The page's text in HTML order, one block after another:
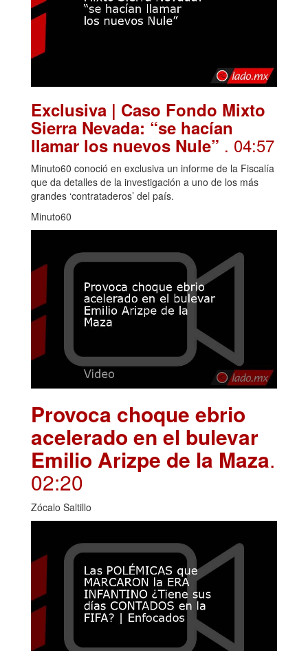
Exclusiva | Caso Fondo Mixto
Sierra Nevada: “se hacían
llamar los nuevos Nule” . 04:57
Minuto60 conoció en exclusiva un informe de la Fiscalía
que da detalles de la investigación a uno de los más
grandes ‘contrataderos’ del país.
Minuto60
Provoca choque ebrio
acelerado en el bulevar
Emilio Arizpe de la Maza.
02:20
Zócalo Saltillo